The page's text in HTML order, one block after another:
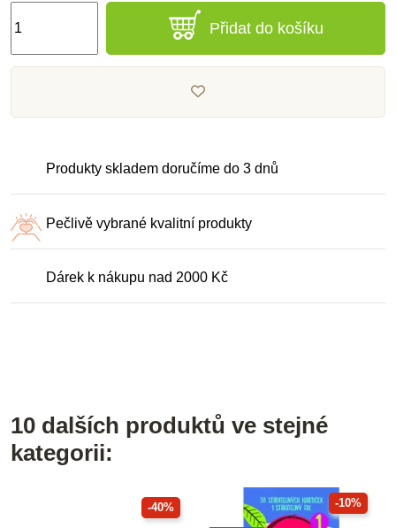
Přidat do košíku
Produkty skladem doručíme do 3 dnů
Pečlivě vybrané kvalitní produkty
Dárek k nákupu nad 2000 Kč
10 dalších produktů ve stejné
kategorii:
-40% -10%